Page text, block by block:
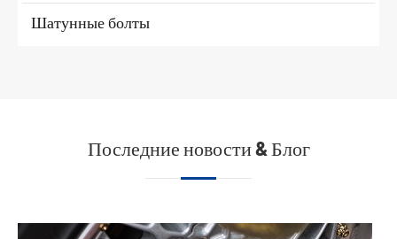
Шатунные болты
Последние новости & Блог